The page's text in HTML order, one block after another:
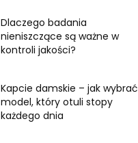
Dlaczego badania
nieniszczące są ważne w
kontroli jakości?
Kapcie damskie – jak wybrać
model, który otuli stopy
każdego dnia